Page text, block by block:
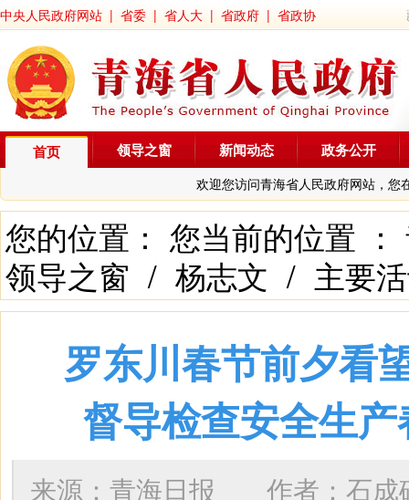
中央人民政府网站 | 省委 | 省人大 | 省政府 | 省政协
首页
欢迎您访问青海省人民政府网站，您
领导之窗 新闻动态 政务公开
您的位置： 您当前的位置 ：
领导之窗 / 杨志文 / 主要
罗东川春节前夕看
督导检查安全生
来源：青海日报 作者：石